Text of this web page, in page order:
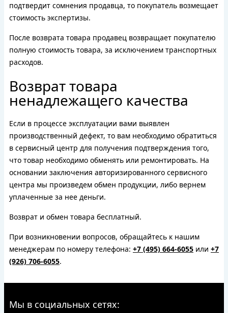
подтвердит сомнения продавца, то покупатель возмещает
стоимость экспертизы.
После возврата товара продавец возвращает покупателю
полную стоимость товара, за исключением транспортных
расходов.
Возврат товара
ненадлежащего качества
Если в процессе эксплуатации вами выявлен
производственный дефект, то вам необходимо обратиться
в сервисный центр для получения подтверждения того,
что товар необходимо обменять или ремонтировать. На
основании заключения авторизированного сервисного
центра мы произведем обмен продукции, либо вернем
уплаченные за нее деньги.
Возврат и обмен товара бесплатный.
При возникновении вопросов, обращайтесь к нашим
менеджерам по номеру телефона: +7 (495) 664-6055 или +7
(926) 706-6055.
Мы в социальных сетях: